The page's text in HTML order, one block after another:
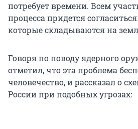
потребует времени. Всем
процесса придется
которые складываются на
Говоря по поводу ядерного
отметил, что эта проблема
человечество, и рассказал о
России при подобных угрозах: